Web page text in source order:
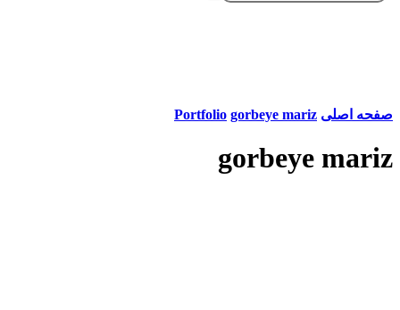
صفحه اصلی Portfolio gorbeye mariz
gorbeye mariz